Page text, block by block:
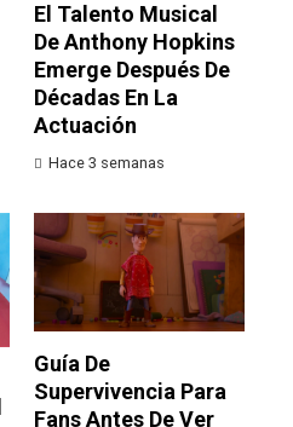
El Talento Musical
De Anthony Hopkins
Emerge Después De
Décadas En La
Actuación
Hace 3 semanas
Guía De
Supervivencia Para
Fans Antes De Ver